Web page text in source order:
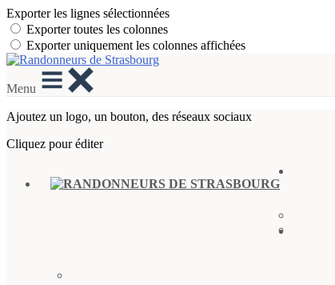
Exporter les lignes sélectionnées
Exporter toutes les colonnes
Exporter uniquement les colonnes affichées
Menu
Ajoutez un logo, un bouton, des réseaux sociaux
Cliquez pour éditer